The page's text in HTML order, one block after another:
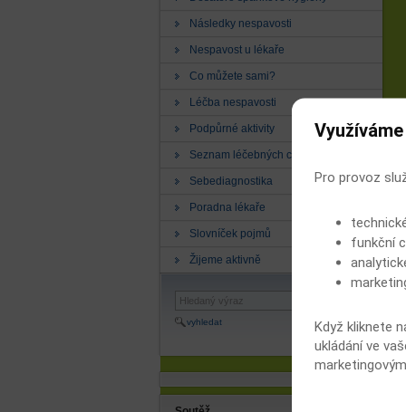
Následky nespavosti
Nespavost u lékaře
Co můžete sami?
Léčba nespavosti
Podpůrné aktivity
Seznam léčebných center
Sebediagnostika
Poradna lékaře
Slovníček pojmů
Žijeme aktivně
vyhledat
Pro provoz
funkční
Když kliknete
ukládání ve